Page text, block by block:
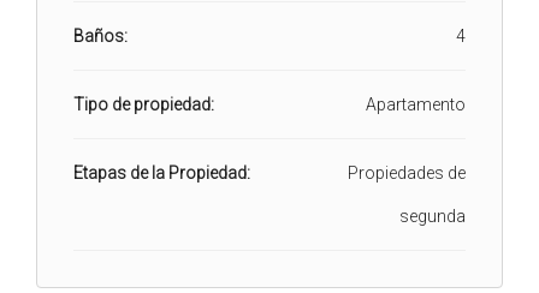
Baños: 4
Tipo de propiedad: Apartamento
Etapas de la Propiedad: Propiedades de
segunda